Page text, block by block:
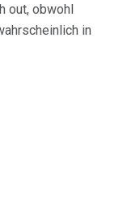
out, obwohl
in